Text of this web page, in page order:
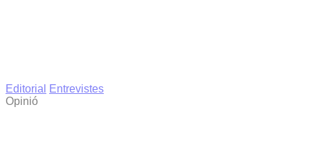
Editorial
Entrevistes
Opinió